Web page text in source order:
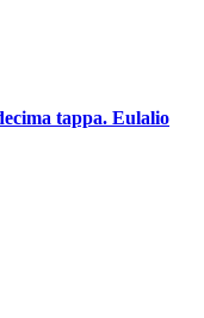
tappa. Eulalio